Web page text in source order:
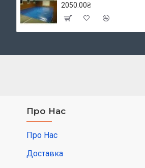
2050.00₴
Про Нас
Про Нас
Доставка